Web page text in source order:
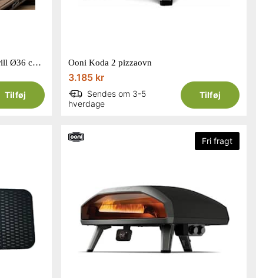
Fredstone bage- og pizzasten til grill Ø36 cm x 16 mm
Tilføj
Ooni Koda 2 pizzaovn
3.185 kr
Sendes om 3-5
hverdage
Tilføj
Fri fragt